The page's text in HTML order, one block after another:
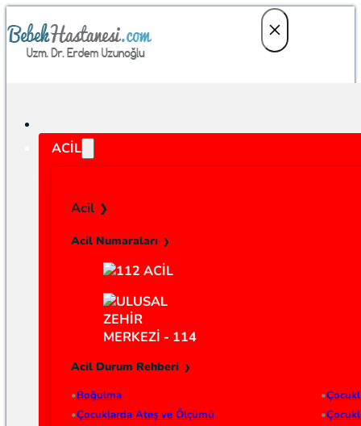
ACIL
Acil
Acil Numaraları
Acil Durum Rehberi
Boğulma
Çocuklarda Ateş ve Ölçümü